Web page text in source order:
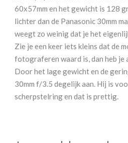
60x57mm en het gewicht is 128
lichter dan de Panasonic 30mm
weegt zo weinig dat je het
Zie je een keer iets kleins dat de
fotograferen waard is, dan heb je
Door het lage gewicht en de
30mm f/3.5 degelijk aan. Hij is
scherpstelring en dat is prettig.